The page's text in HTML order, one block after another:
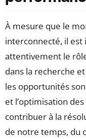
À mesure que le
interconnecté, il est
attentivement le
dans la recherche
les opportunités
et l’optimisation
contribuer à la
de notre temps, du